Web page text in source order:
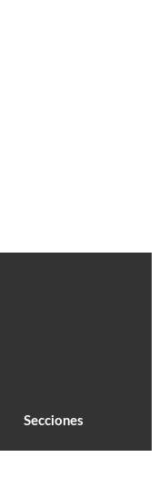
Secciones